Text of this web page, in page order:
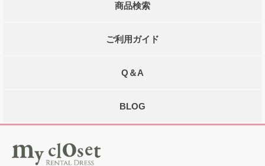
商品検索
ご利用ガイド
Q＆A
BLOG